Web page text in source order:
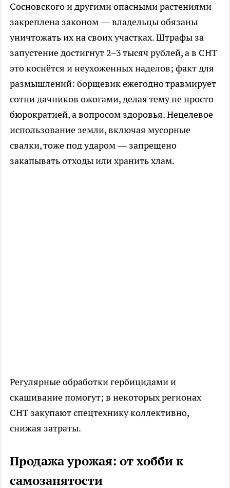
Сосновского и другими опасными растениями
закреплена законом — владельцы обязаны
уничтожать их на своих участках. Штрафы за
запустение достигнут 2–3 тысяч рублей, а в СНТ
это коснётся и неухоженных наделов; факт для
размышлений: борщевик ежегодно травмирует
сотни дачников ожогами, делая тему не просто
бюрократией, а вопросом здоровья. Нецелевое
использование земли, включая мусорные
свалки, тоже под ударом — запрещено
закапывать отходы или хранить хлам.
Регулярные обработки гербицидами и
скашивание помогут; в некоторых регионах
СНТ закупают спецтехнику коллективно,
снижая затраты.
Продажа урожая: от хобби к
самозанятости